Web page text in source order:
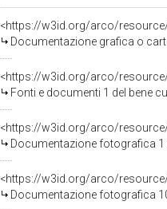
Documentazione grafica o
<https://w3id.org/arco/
Fonti e documenti 1 del bene
Documentazione fotografica 1
Documentazione fotografica